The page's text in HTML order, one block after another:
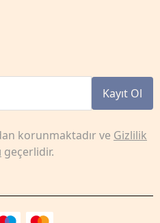
Kayıt Ol
korunmaktadır ve Gizlilik
geçerlidir.